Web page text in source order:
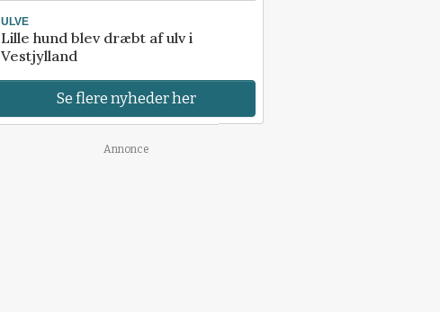
ULVE
Lille hund blev dræbt af ulv i
Vestjylland
Se flere nyheder her
Annonce